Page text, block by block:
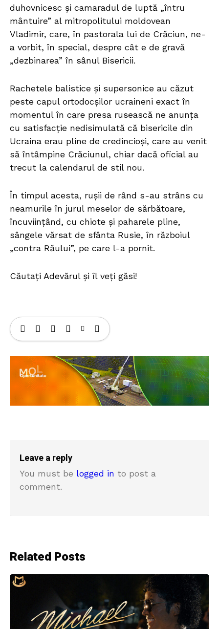
duhovnicesc și camaradul de luptă „întru
mântuire” al mitropolitului moldovean
Vladimir, care, în pastorala lui de Crăciun, ne-
a vorbit, în special, despre cât e de gravă
„dezbinarea” în sânul Bisericii.
Rachetele balistice și supersonice au căzut
peste capul ortodocșilor ucraineni exact în
momentul în care presa rusească ne anunța
cu satisfacție nedisimulată că bisericile din
Ucraina erau pline de credincioși, care au venit
să întâmpine Crăciunul, chiar dacă oficial au
trecut la calendarul de stil nou.
În timpul acesta, rușii de rând s-au strâns cu
neamurile în jurul meselor de sărbătoare,
încuviințând, cu chiote și paharele pline,
sângele vărsat de sfânta Rusie, în războiul
„contra Răului”, pe care l-a pornit.
Căutați Adevărul și îl veți găsi!
Leave a reply
You must be logged in to post a
comment.
Related Posts